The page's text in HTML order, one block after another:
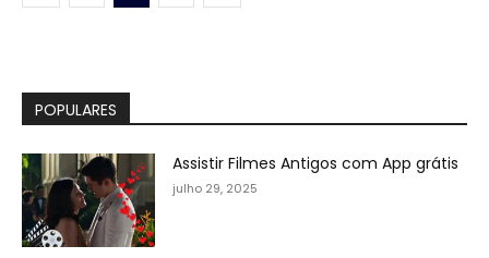
POPULARES
Assistir Filmes Antigos com App grátis
julho 29, 2025